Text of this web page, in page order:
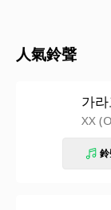
人氣鈴聲
가
XX